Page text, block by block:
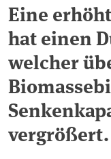
Eine
hat einen
welcher
vergrößert.